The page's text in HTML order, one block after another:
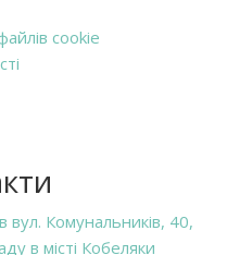
cookie
вул. Комунальників, 40,
в місті Кобеляки